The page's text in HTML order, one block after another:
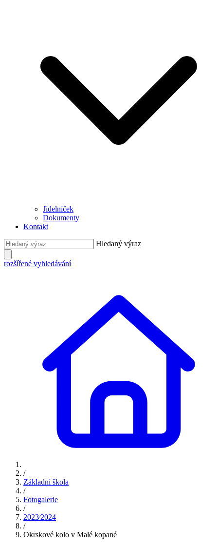
Jídelníček
Dokumenty
Kontakt
Hledaný výraz
rozšířené vyhledávání
/
Základní škola
/
Fotogalerie
/
2023⁄2024
/
Okrskové kolo v Malé kopané